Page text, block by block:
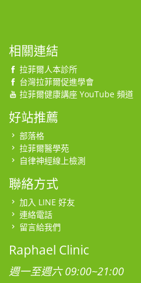
相關連結
拉菲爾人本診所
台灣拉菲爾促進學會
拉菲爾健康講座 YouTube 頻道
好站推薦
部落格
拉菲爾醫學苑
自律神經線上檢測
聯絡方式
加入 LINE 好友
連絡電話
留言給我們
Raphael Clinic
週一至週六 09:00~21:00